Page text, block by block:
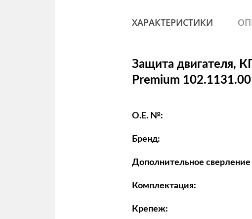
ХАРАКТЕРИСТИКИ
Защита двигателя,
Premium 102.1131.00
O.E. №:
Бренд:
Дополнительное сверление
Комплектация:
Крепеж: